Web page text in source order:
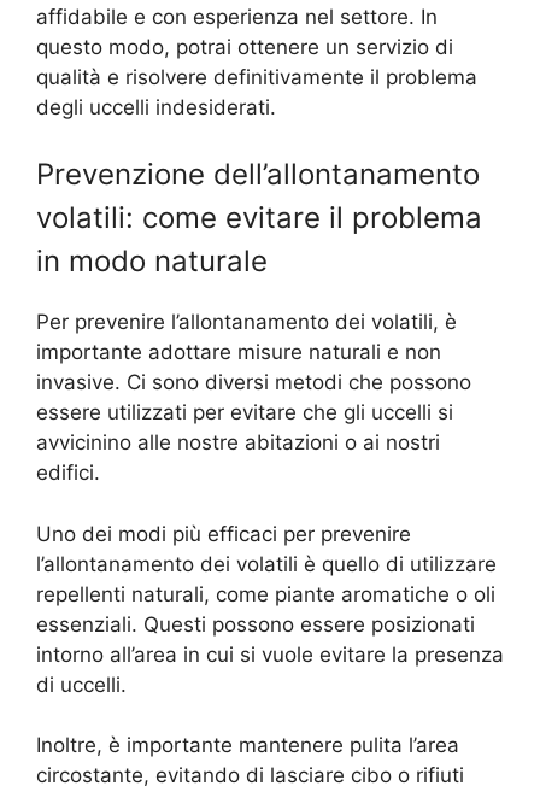
affidabile e con esperienza nel settore. In
questo modo, potrai ottenere un servizio di
qualità e risolvere definitivamente il problema
degli uccelli indesiderati.
Prevenzione dell’allontanamento
volatili: come evitare il problema
in modo naturale
Per prevenire l’allontanamento dei volatili, è
importante adottare misure naturali e non
invasive. Ci sono diversi metodi che possono
essere utilizzati per evitare che gli uccelli si
avvicinino alle nostre abitazioni o ai nostri
edifici.
Uno dei modi più efficaci per prevenire
l’allontanamento dei volatili è quello di utilizzare
repellenti naturali, come piante aromatiche o oli
essenziali. Questi possono essere posizionati
intorno all’area in cui si vuole evitare la presenza
di uccelli.
Inoltre, è importante mantenere pulita l’area
circostante, evitando di lasciare cibo o rifiuti